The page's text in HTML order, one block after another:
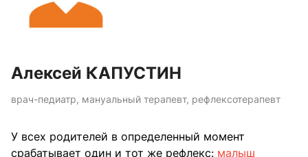
Алексей КАПУСТИН
врач-педиатр, мануальный терапевт, рефлексотерапевт
У всех родителей в определенный момент
срабатывает один и тот же рефлекс: малыш